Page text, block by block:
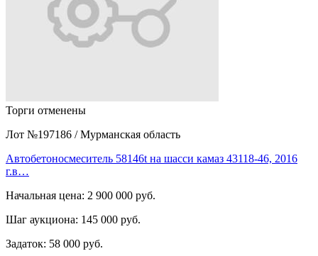
Торги отменены
Лот №197186 / Мурманская область
Автобетоносмеситель 58146t на шасси камаз 43118-46, 2016
г.в…
Начальная цена: 2 900 000 руб.
Шаг аукциона: 145 000 руб.
Задаток: 58 000 руб.